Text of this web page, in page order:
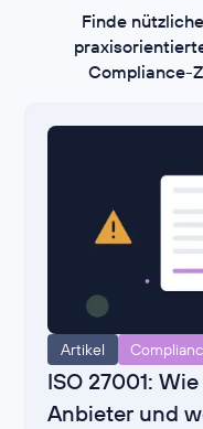
Finde
Compliance-
Artikel
ISO 27001:
Anbieter und